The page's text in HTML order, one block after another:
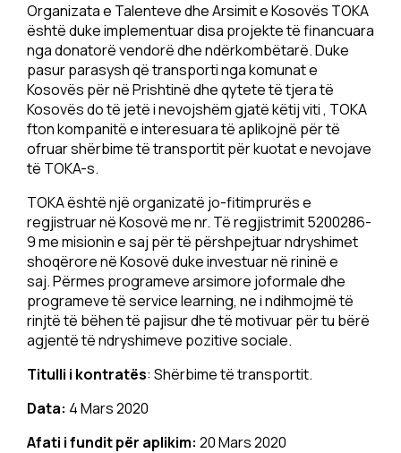
Organizata e Talenteve dhe Arsimit e Kosovës TOKA
është duke implementuar disa projekte të financuara
nga donatorë vendorë dhe ndërkombëtarë. Duke
pasur parasysh që transporti nga komunat e
Kosovës për në Prishtinë dhe qytete të tjera të
Kosovës do të jetë i nevojshëm gjatë këtij viti , TOKA
fton kompanitë e interesuara të aplikojnë për të
ofruar shërbime të transportit për kuotat e nevojave
të TOKA-s.
TOKA është një organizatë jo-fitimprurës e
regjistruar në Kosovë me nr. Të regjistrimit 5200286-
9 me misionin e saj për të përshpejtuar ndryshimet
shoqërore në Kosovë duke investuar në rininë e
saj. Përmes programeve arsimore joformale dhe
programeve të service learning, ne i ndihmojmë të
rinjtë të bëhen të pajisur dhe të motivuar për tu bërë
agjentë të ndryshimeve pozitive sociale.
Titulli i kontratës: Shërbime të transportit.
Data: 4 Mars 2020
Afati i fundit për aplikim: 20 Mars 2020